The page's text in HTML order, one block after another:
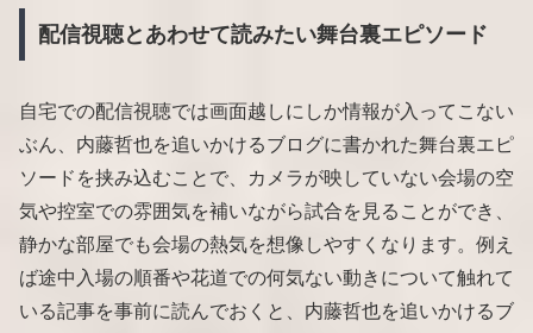
配信視聴とあわせて読みたい舞台裏エピソード
自宅での配信視聴では画面越しにしか情報が入ってこない
ぶん、内藤哲也を追いかけるブログに書かれた舞台裏エピ
ソードを挟み込むことで、カメラが映していない会場の空
気や控室での雰囲気を補いながら試合を見ることができ、
静かな部屋でも会場の熱気を想像しやすくなります。例え
ば途中入場の順番や花道での何気ない動きについて触れて
いる記事を事前に読んでおくと、内藤哲也を追いかけるブ